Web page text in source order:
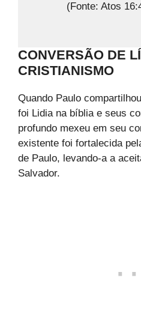
(Fonte: Atos
CONVERSÃO DE
CRISTIANISMO
Quando Paulo
foi Lidia na bíblia e seus
profundo mexeu em seu
existente foi fortalecida
de Paulo, levando-a a
Salvador.